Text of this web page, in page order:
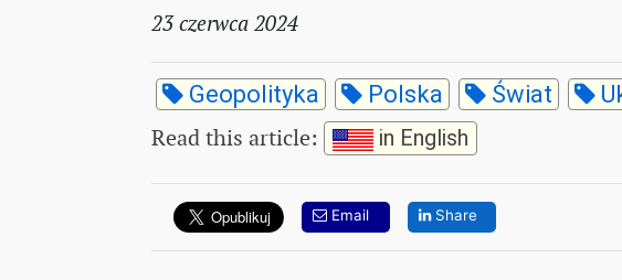
23 czerwca 2024
Geopolityka Polska Świat
Read this article: in English
Email Share